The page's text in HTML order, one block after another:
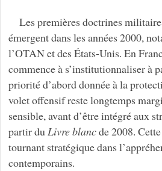
Les premières doctrines
émergent dans les années 2000,
l’OTAN et des États-Unis. En
commence à s’institutionnaliser à
priorité d’abord donnée à la
volet offensif reste longtemps
sensible, avant d’être intégré aux
partir duLivre blancde 2008.
tournant stratégique dans
contemporains.